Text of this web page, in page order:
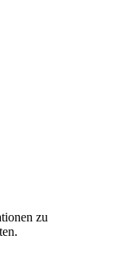
zu